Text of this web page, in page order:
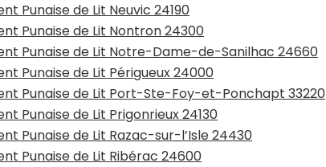
Punaise de Lit Neuvic 24190
Punaise de Lit Nontron 24300
Punaise de Lit Notre-Dame-de-Sanilhac 24660
Punaise de Lit Périgueux 24000
Punaise de Lit Port-Ste-Foy-et-Ponchapt 33220
Punaise de Lit Prigonrieux 24130
Punaise de Lit Razac-sur-l’Isle 24430
Punaise de Lit Ribérac 24600